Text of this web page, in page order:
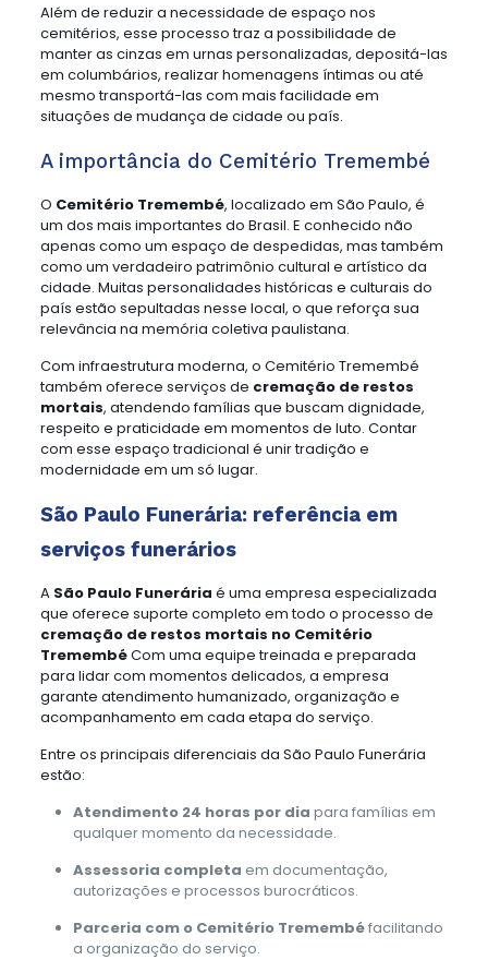
Além de reduzir a necessidade de espaço nos
cemitérios, esse processo traz a possibilidade de
manter as cinzas em urnas personalizadas, depositá-las
em columbários, realizar homenagens íntimas ou até
mesmo transportá-las com mais facilidade em
situações de mudança de cidade ou país.
A importância do Cemitério Tremembé
O Cemitério Tremembé, localizado em São Paulo, é
um dos mais importantes do Brasil. E conhecido não
apenas como um espaço de despedidas, mas também
como um verdadeiro patrimônio cultural e artístico da
cidade. Muitas personalidades históricas e culturais do
país estão sepultadas nesse local, o que reforça sua
relevância na memória coletiva paulistana.
Com infraestrutura moderna, o Cemitério Tremembé
também oferece serviços de cremação de restos
mortais, atendendo famílias que buscam dignidade,
respeito e praticidade em momentos de luto. Contar
com esse espaço tradicional é unir tradição e
modernidade em um só lugar.
São Paulo Funerária: referência em
serviços funerários
A São Paulo Funerária é uma empresa especializada
que oferece suporte completo em todo o processo de
cremação de restos mortais no Cemitério
TremembéCom uma equipe treinada e preparada
para lidar com momentos delicados, a empresa
garante atendimento humanizado, organização e
acompanhamento em cada etapa do serviço.
Entre os principais diferenciais da São Paulo Funerária
estão:
Atendimento 24 horas por dia para famílias em
qualquer momento da necessidade.
Assessoria completa em documentação,
autorizações e processos burocráticos.
Parceria com o Cemitério Tremembéfacilitando
a organização do serviço.